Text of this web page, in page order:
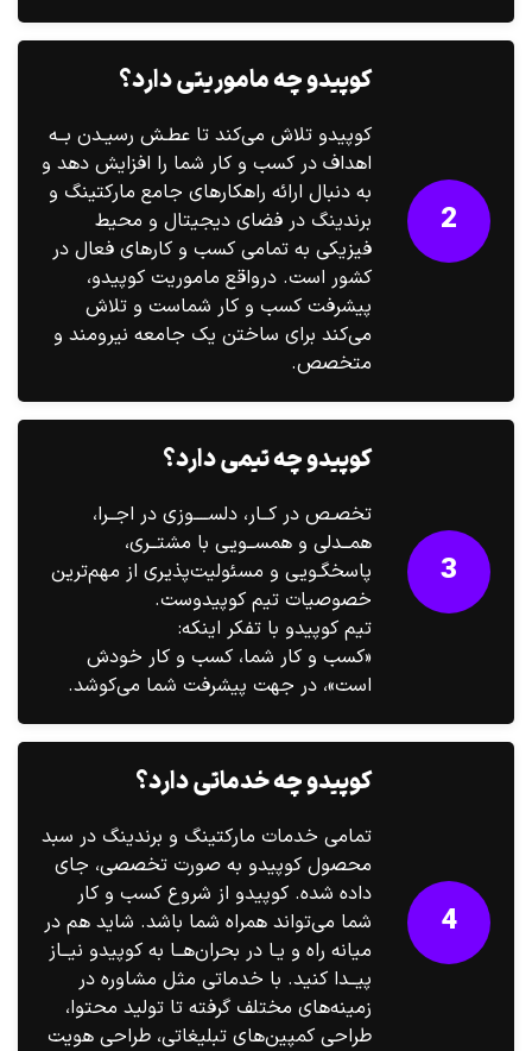
2
کوپیدو چه ماموریتی دارد؟
کوپیدو تلاش می‌کند تا عطـش رسیـدن بــه
اهداف در کسب‌ و کار شما را افزایش دهد و
به دنبال ارائه راهکارهای جامع مارکتینگ و
برندینگ در فضای دیجیتال و محیط
فیزیکی به تمامی کسب و کارهای فعال در
کشور است. درواقع ماموریت کوپیدو،
پیشرفت کسب و کار شماست و تلاش
می‌کند برای ساختن یک جامعه نیرومند و
متخصص.
3
کوپیدو چه تیمی دارد؟
تخصـص در کــار، دلســــوزی در اجــرا،
همــدلی و همســویی با مشتــری،
پاسخگـویی و مسئولیت‌پذیری از مهم‌ترین
خصوصیات تیم کوپیدوست.
تیم کوپیدو با تفکر اینکه:
«کسب و کار شما، کسب و کار خودش
است»، در جهت پیشرفت شما می‌کوشد.
4
کوپیدو چه خدماتی دارد؟
تمامی خدمات مارکتینگ و برندینگ در سبد
محصول کوپیدو به صورت تخصصی، جای
داده شده. کوپیدو از شروع کسب و کار
شما می‌تواند همراه شما باشد. شاید هم در
میانه راه و یـا در بحران‌هــا به کوپیدو نیــاز
پیــدا کنید. با خدماتی مثل مشاوره در
زمینه‌های مختلف گرفته تا تولید محتوا،
طراحی کمپین‌های تبلیغاتی، طراحی هویت